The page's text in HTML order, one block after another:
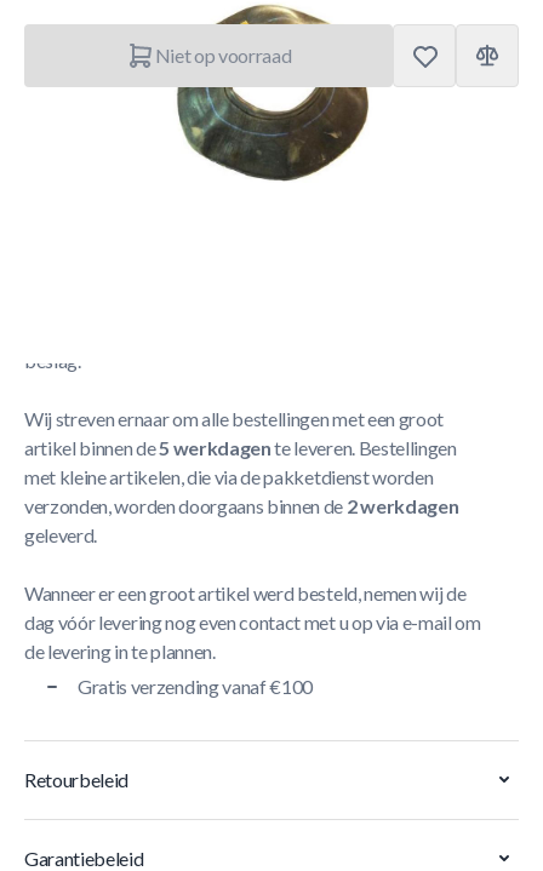
Niet op voorraad
beslag.
Wij streven ernaar om alle bestellingen met een groot
artikel binnen de5 werkdagente leveren. Bestellingen
met kleine artikelen, die via de pakketdienst worden
verzonden, worden doorgaans binnen de 2 werkdagen
geleverd.
Wanneer er een groot artikel werd besteld, nemen wij de
dag vóór levering nog even contact met u op via e-mail om
de levering in te plannen.
Gratis verzending vanaf €100
Retourbeleid
Garantiebeleid